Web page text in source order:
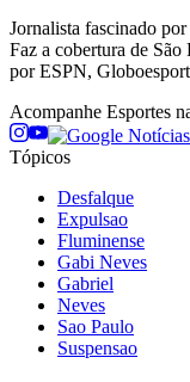
Jornalista fascinado
Faz a cobertura de São
por ESPN,
Acompanhe Esportes
Tópicos
Desfalque
Expulsao
Fluminense
Gabi Neves
Gabriel
Neves
Sao Paulo
Suspensao